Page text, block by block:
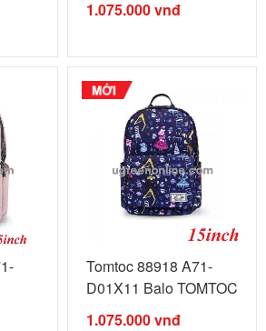
1.075.000vnđ
Tomtoc 88918 A71-
D01X11 Balo TOMTOC
Unisex travel ...
1.075.000vnđ